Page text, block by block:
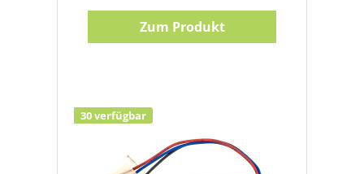
Zum Produkt
30 verfügbar